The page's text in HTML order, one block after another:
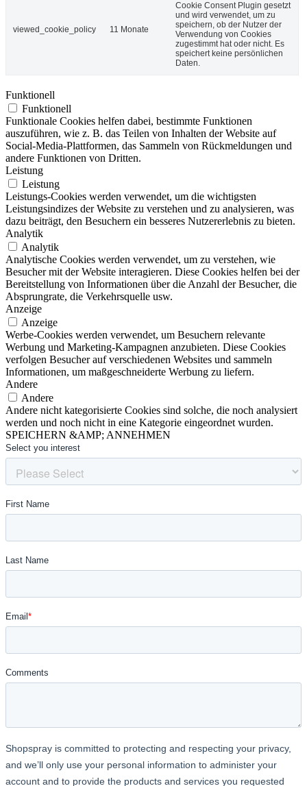
viewed_cookie_policy 11 Monate
Cookie Consent Plugin gesetzt
und wird verwendet, um zu
speichern, ob der Nutzer der
Verwendung von Cookies
zugestimmt hat oder nicht. Es
speichert keine persönlichen
Daten.
Funktionell
Funktionell
Funktionale Cookies helfen dabei, bestimmte Funktionen
auszuführen, wie z. B. das Teilen von Inhalten der Website auf
Social-Media-Plattformen, das Sammeln von Rückmeldungen und
andere Funktionen von Dritten.
Leistung
Leistung
Leistungs-Cookies werden verwendet, um die wichtigsten
Leistungsindizes der Website zu verstehen und zu analysieren, was
dazu beiträgt, den Besuchern ein besseres Nutzererlebnis zu bieten.
Analytik
Analytik
Analytische Cookies werden verwendet, um zu verstehen, wie
Besucher mit der Website interagieren. Diese Cookies helfen bei der
Bereitstellung von Informationen über die Anzahl der Besucher, die
Absprungrate, die Verkehrsquelle usw.
Anzeige
Anzeige
Werbe-Cookies werden verwendet, um Besuchern relevante
Werbung und Marketing-Kampagnen anzubieten. Diese Cookies
verfolgen Besucher auf verschiedenen Websites und sammeln
Informationen, um maßgeschneiderte Werbung zu liefern.
Andere
Andere
Andere nicht kategorisierte Cookies sind solche, die noch analysiert
werden und noch nicht in eine Kategorie eingeordnet wurden.
SPEICHERN &AMP; ANNEHMEN